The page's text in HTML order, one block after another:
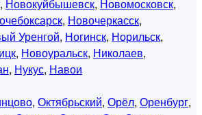
, Новокуйбышевск, Новомосковск,
, Новочеркасск,
Уренгой, Ногинск, Норильск,
, Новоуральск, Николаев,
, Нукус, Навои
, Октябрьский, Орёл, Оренбург,